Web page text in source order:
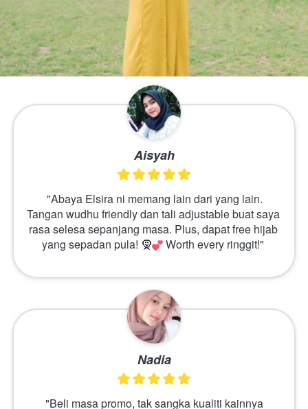
Aisyah
Tangan wudhu friendly dan tali adjustable buat saya
rasa selesa sepanjang masa. Plus, dapat free hijab
yang sepadan pula! 🧕
Worth every ringgit!"
Nadia